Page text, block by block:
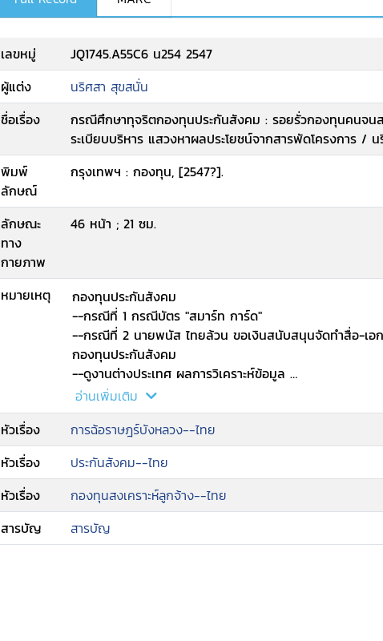
เลขหมู่
JQ1745.A55C6 น254 2547
ผู้แต่ง
นริศสา สุขสนั่น
ชื่อเรื่อง
กรณีศึกษาทุจริตกองทุนประกันสังคม : รอยรั่วกองทุนคนจน
ระเบียบบริหาร แสวงหาผลประโยชน์จากสารพัดโครงการ /
พิมพ์
ลักษณ์
กรุงเทพฯ : กองทุน, [2547?].
ลักษณะ
ทาง
กายภาพ
46 หน้า ; 21 ซม.
หมายเหตุ
กองทุนประกันสังคม
--กรณีที่ 1 กรณีบัตร "สมาร์ท การ์ด"
--กรณีที่ 2 นายพนัส ไทยล้วน ขอเงินสนับสนุนจัดทำสื่อ-เอก
กองทุนประกันสังคม
--ดูงานต่างประเทศ ผลการวิเคราะห์ข้อมูล
--ความไม่โปร่งใสในระบบการบริหาร
--ปัญหาโครงสร้างการตัดสินใจ
--โอกาสและช่องว่างในการ "ใช้เงิน"
--การตรวจสอบ "ยาก"
--แนวโน้มรอยรั่วในอนาคต
--สรุป
--กองทุนสื่อประชาสังคมต้านคอร์รัปชัน (กองทุน สปต.).
อ่านเพิ่มเติม
หัวเรื่อง
การฉ้อราษฎร์บังหลวง--ไทย
หัวเรื่อง
ประกันสังคม--ไทย
หัวเรื่อง
กองทุนสงเคราะห์ลูกจ้าง--ไทย
สารบัญ
สารบัญ